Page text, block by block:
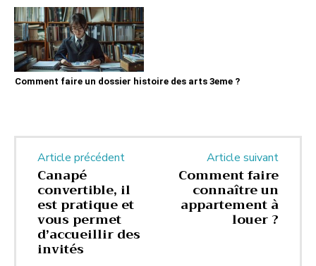
Comment faire un dossier histoire des arts 3eme ?
Article précédent
Canapé
convertible, il
est pratique et
vous permet
d’accueillir des
invités
Article suivant
Comment faire
connaître un
appartement à
louer ?